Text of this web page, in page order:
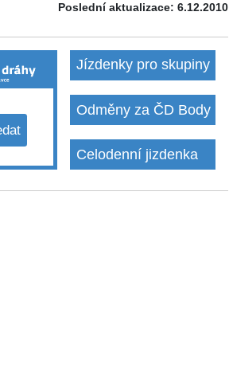
Poslední aktualizace: 6.12.2010
Jízdenky pro skupiny
Odměny za ČD Body
Celodenní jizdenka